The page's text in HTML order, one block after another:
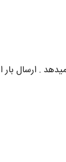
. ارسال